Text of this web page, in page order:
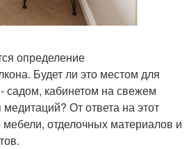
определение
Будет ли это местом для
садом, кабинетом на свежем
От ответа на этот
отделочных материалов и